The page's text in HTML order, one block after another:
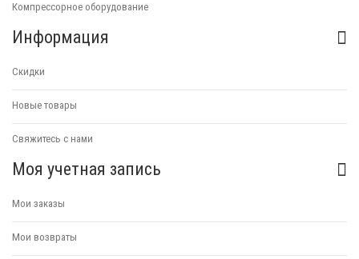
Компрессорное оборудование
Информация
Скидки
Новые товары
Свяжитесь с нами
Моя учетная запись
Мои заказы
Мои возвраты